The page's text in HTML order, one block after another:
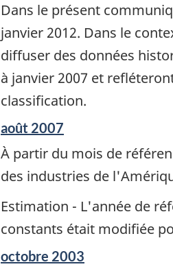
référence
de
changement
-
Dans le présent
janvier 2012. Dans le
diffuser des données
à janvier 2007 et
classification.
Période
de
référence
de
-
août 2007
À partir du mois de
des industries de
Estimation - L'année de
constants était modifiée
Période
octobre 2003